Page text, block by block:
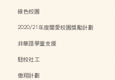
綠色校園
2020/21年度關愛校園獎勵計劃
非華語學童支援
駐校社工
傲翔計劃